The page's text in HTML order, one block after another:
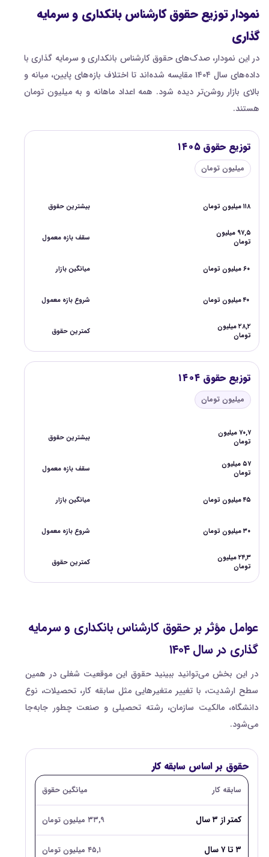
نمودار توزیع حقوق کارشناس بانکداری و سرمایه
گذاری
در این نمودار، صدک‌های حقوق کارشناس بانکداری و سرمایه گذاری با
داده‌های سال ۱۴۰۴ مقایسه شده‌اند تا اختلاف بازه‌های پایین، میانه و
بالای بازار روشن‌تر دیده شود. همه اعداد ماهانه و به میلیون تومان
هستند.
توزیع حقوق ۱۴۰۵
میلیون تومان
بیشترین حقوق ۱۱۸ میلیون تومان
سقف بازه معمول
۹۷,۵ میلیون
تومان
میانگین بازار ۶۰ میلیون تومان
شروع بازه معمول ۴۰ میلیون تومان
کمترین حقوق
۲۸,۲ میلیون
تومان
توزیع حقوق ۱۴۰۴
میلیون تومان
بیشترین حقوق
۷۰,۷ میلیون
تومان
سقف بازه معمول
۵۷ میلیون
تومان
میانگین بازار ۴۵ میلیون تومان
شروع بازه معمول ۳۰ میلیون تومان
کمترین حقوق
۲۴,۳ میلیون
تومان
عوامل مؤثر بر حقوق کارشناس بانکداری و سرمایه
گذاری در سال ۱۴۰۴
در این بخش می‌توانید ببینید حقوق این موقعیت شغلی در همین
سطح ارشدیت، با تغییر متغیرهایی مثل سابقه کار، تحصیلات، نوع
دانشگاه، مالکیت سازمان، رشته تحصیلی و صنعت چطور جابه‌جا
می‌شود.
حقوق بر اساس سابقه کار
سابقه کار میانگین حقوق
کمتر از ۳ سال ۳۳,۹ میلیون تومان
۳ تا ۷ سال ۴۵,۱ میلیون تومان